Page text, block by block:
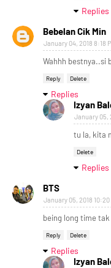
Replies
Bebelan Cik Min
January 04, 2018 8:18
Wahhh bestnya..si
Reply Delete
Replies
Izyan
January 05,
tu la, kita
Delete
Replies
BTS
January 05, 2018 10:20
being long time
Reply Delete
Replies
Izyan